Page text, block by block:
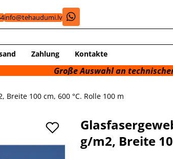
info@tehaudumi.lv
Zahlung Kontakte
Große Auswahl an technischen Stoffen!
Breite 100 cm, 600 °C. Rolle 100 m
g/m2, Breite